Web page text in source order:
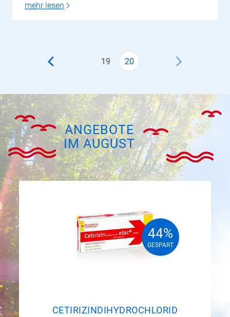
mehr lesen
19 20
ANGEBOTE
IM AUGUST
44%
GESPART
44%
GESPART
CETIRIZINDIHYDROCHLORID